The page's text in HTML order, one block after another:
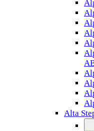
Alta